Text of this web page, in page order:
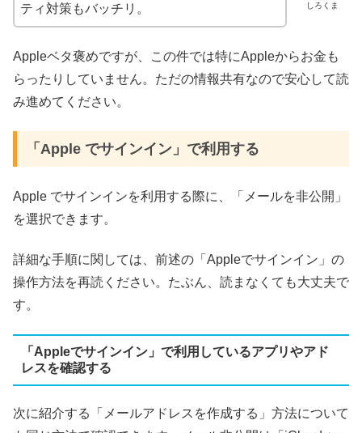
しろくま
ティ対策もバッチリ。
Appleベタ褒めですが、この件では特にAppleからお金も
らったりしていません。ただの情報共有なので安心して読
み進めてください。
「Apple でサインイン」で利用する
Apple でサインインを利用する際に、「メールを非公開」
を選択できます。
詳細な手順に関しては、前述の「Appleでサインイン」の
操作方法を再読ください。たぶん、読まなくても大丈夫で
す。
「Appleでサインイン」で利用しているアプリやアド
レスを確認する
次に紹介する「メールアドレスを作成する」方法について